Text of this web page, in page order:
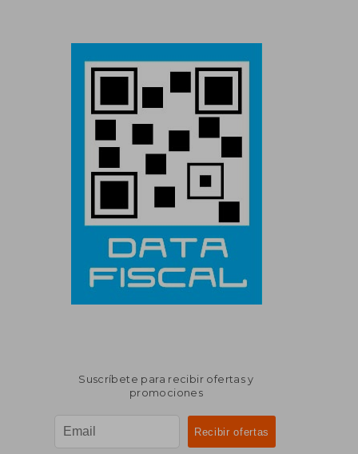
Suscríbete para recibir ofertas y
promociones